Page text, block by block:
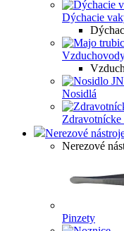
Dýchacie
Nosidlá
Zdravotnícke
Nerezové
Nerezové
Pinzety